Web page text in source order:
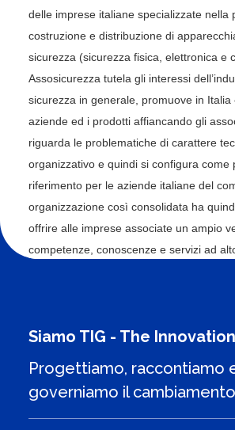
delle imprese italiane specializzate nella
costruzione e distribuzione di
sicurezza (sicurezza fisica, elettronica e
Assosicurezza tutela gli interessi
sicurezza in generale, promuove in Italia
aziende ed i prodotti affiancando gli
riguarda le problematiche di carattere
organizzativo e quindi si configura come
riferimento per le aziende italiane del
organizzazione così consolidata ha
offrire alle imprese associate un ampio
competenze, conoscenze e servizi ad
Siamo TIG - The
Progettiamo, raccontiamo
governiamo il